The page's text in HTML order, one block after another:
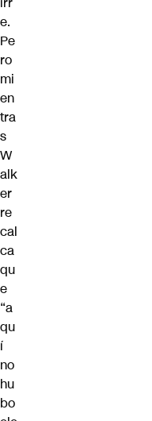
e.
Pe
ro
mi
en
tra
s
W
alk
er
re
cal
ca
qu
e
“a
qu
í
no
hu
bo